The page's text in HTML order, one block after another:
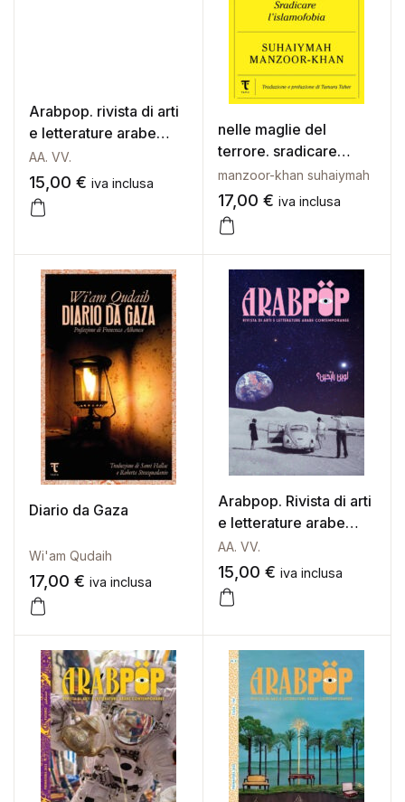
Registrazione
Creare un account
Arabpop. rivista di arti
e letterature arabe
contemporanee. Vol. 5:
Festa
AA. VV.
15,00 € iva inclusa
nelle maglie del
terrore. sradicare
l’islamofobia
manzoor-khan suhaiymah
17,00 € iva inclusa
Diario da Gaza
Wi'am Qudaih
17,00 € iva inclusa
Arabpop. Rivista di arti
e letterature arabe
contemporanee (2021)
1
AA. VV.
15,00 € iva inclusa